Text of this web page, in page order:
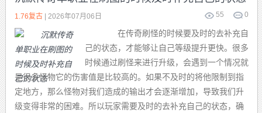
55 0
1.76复古| 2026年07月06日
在传奇刷怪的时候要及时的去补充自
己的状态，才能够让自己等级提升更快。很多
时候通过刷怪来进行升级，会遇到一个情况就
是很多怪物它的伤害值是比较高的。如果不及时的将他限制到指
定地方，那么怪物对我们造成的输出才会逐渐增加，导致我们升
级变得非常的困难。所以玩家需要及时的去补充自己的状态，确